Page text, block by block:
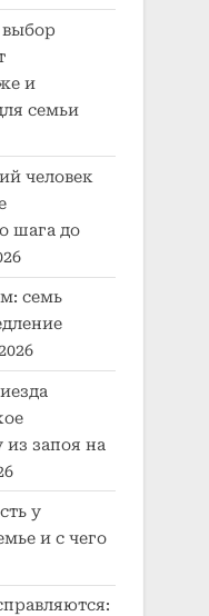
и
семьи
человек
шага до
семь
из запоя на
у
и с чего